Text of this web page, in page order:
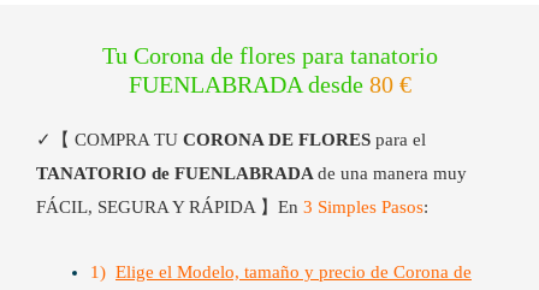
en
página
de
producto
Tu Corona de flores para tanatorio
FUENLABRADA desde 80 €
✓【 COMPRA TU CORONA DE FLORES para el
TANATORIO de FUENLABRADA de una manera muy
FÁCIL, SEGURAY RÁPIDA 】En 3 Simples Pasos:
1) Elige el Modelo, tamaño y precio de Corona de